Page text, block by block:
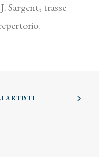
Sargent, trasse
ARTISTI